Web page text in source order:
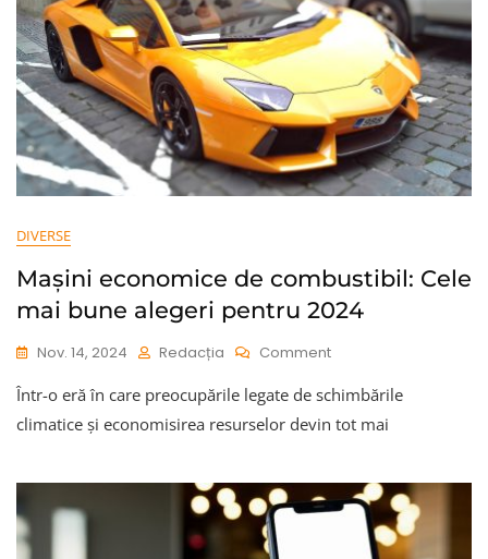
Disconfortul?
DIVERSE
Mașini economice de combustibil: Cele
mai bune alegeri pentru 2024
Nov. 14, 2024 Redacția CommentOn
Economice
De
Mai
Bune
Alegeri
Pentru
Într-o eră în care preocupările legate de schimbările
climatice și economisirea resurselor devin tot mai